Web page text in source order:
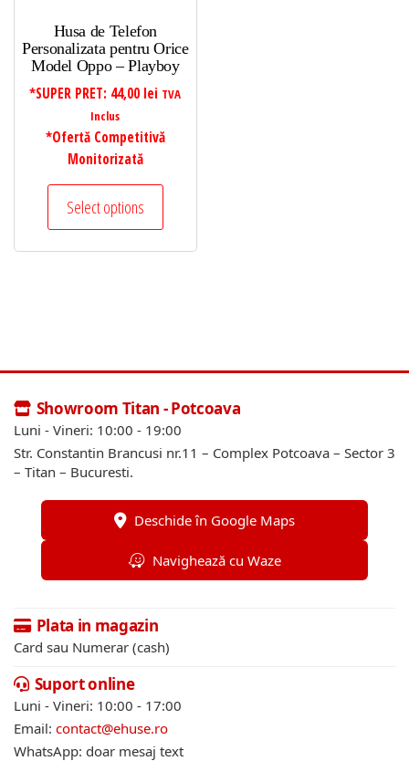
Husa de Telefon
Personalizata pentru Orice
Model Oppo – Playboy
*SUPER PRET: 44,00 lei TVA
Inclus
*Ofertă Competitivă
Monitorizată
Select options
Showroom Titan - Potcoava
Luni - Vineri: 10:00 - 19:00
Str. Constantin Brancusi nr.11 – Complex Potcoava – Sector 3
– Titan – Bucuresti.
Deschide în Google Maps
Navighează cu Waze
Plata in magazin
Card sau Numerar (cash)
Suport online
Luni - Vineri: 10:00 - 17:00
Email: contact@ehuse.ro
WhatsApp: doar mesaj text